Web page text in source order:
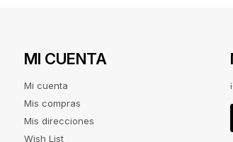
MI CUENTA
Mi cuenta
Mis compras
Mis direcciones
Wish List